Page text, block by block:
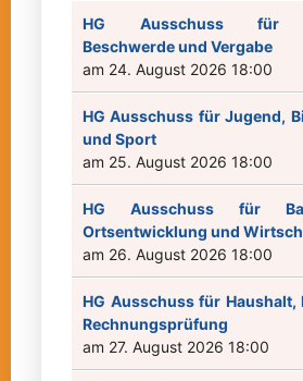
HG Ausschuss für
Beschwerde und Vergabe
am 24. August 2026 18:00
HG Ausschuss für Jugend,
und Sport
am 25. August 2026 18:00
HG Ausschuss für
Ortsentwicklung und
am 26. August 2026 18:00
HG Ausschuss für Haushalt,
Rechnungsprüfung
am 27. August 2026 18:00